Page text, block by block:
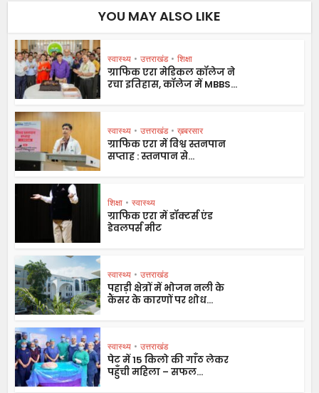
YOU MAY ALSO LIKE
स्वास्थ्य • उत्तराखंड • शिक्षा
ग्राफिक एरा मेडिकल कॉलेज ने
रचा इतिहास, कॉलेज में MBBS...
स्वास्थ्य • उत्तराखंड • ख़बरसार
ग्राफिक एरा में विश्व स्तनपान
सप्ताह : स्तनपान से...
शिक्षा • स्वास्थ्य
ग्राफिक एरा में डॉक्टर्स एंड
डेवलपर्स मीट
स्वास्थ्य • उत्तराखंड
पहाड़ी क्षेत्रों में भोजन नली के
कैंसर के कारणों पर शोध...
स्वास्थ्य • उत्तराखंड
पेट में 15 किलो की गाँठ लेकर
पहुँची महिला – सफल...